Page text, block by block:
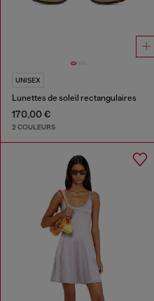
UNISEX
Lunettes de soleil rectangulaires
170,00 €
2 COULEURS